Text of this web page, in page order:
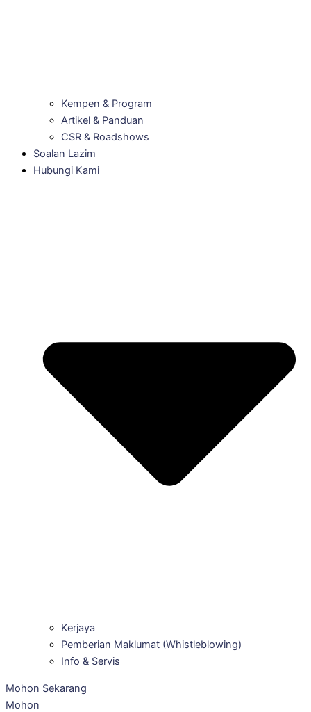
Kempen & Program
Artikel & Panduan
CSR & Roadshows
Soalan Lazim
Hubungi Kami
Kerjaya
Pemberian Maklumat (Whistleblowing)
Info & Servis
Mohon Sekarang
Mohon